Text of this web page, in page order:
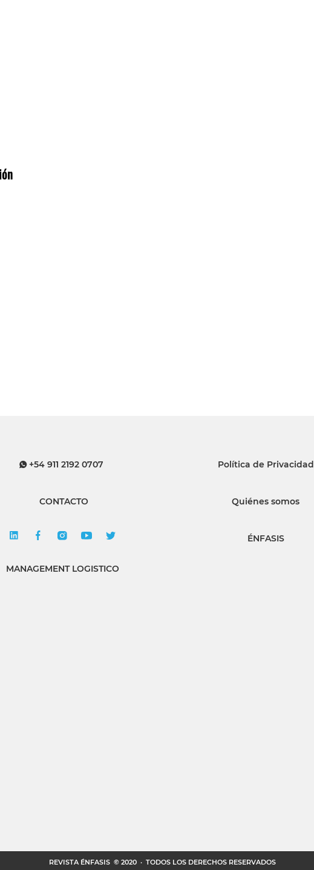
+54 911 2192 0707
CONTACTO
MANAGEMENT LOGISTICO
Política de Privacidad
Quiénes somos
ÉNFASIS
REVISTA ÉNFASIS © 2020 · TODOS LOS DERECHOS RESERVADOS